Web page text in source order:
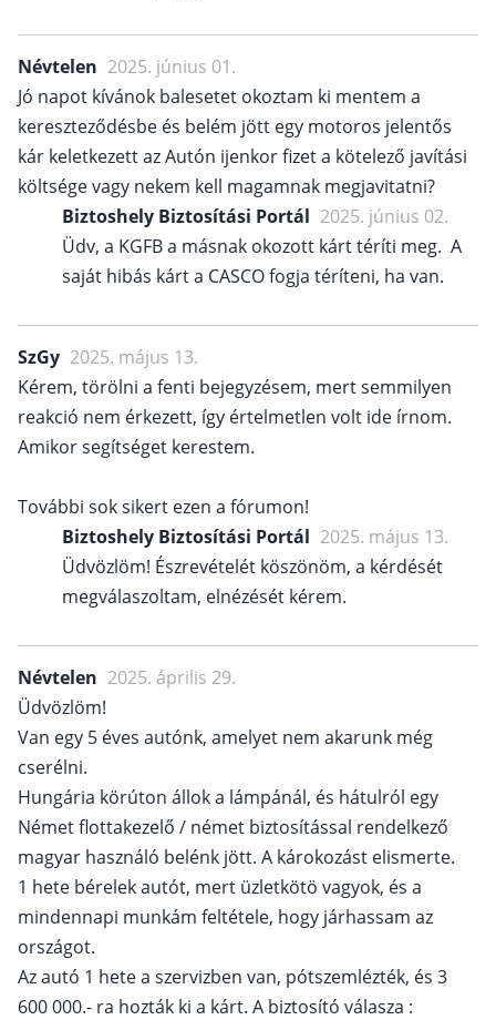
Névtelen 2025. június 01.
Jó napot kívánok balesetet okoztam ki mentem a
kereszteződésbe és belém jött egy motoros jelentős
kár keletkezett az Autón ijenkor fizet a kötelező javítási
költsége vagy nekem kell magamnak megjavitatni?
Biztoshely Biztosítási Portál 2025. június 02.
Üdv, a KGFB a másnak okozott kárt téríti meg. A
saját hibás kárt a CASCO fogja téríteni, ha van.
SzGy 2025. május 13.
Kérem, törölni a fenti bejegyzésem, mert semmilyen
reakció nem érkezett, így értelmetlen volt ide írnom.
Amikor segítséget kerestem.
További sok sikert ezen a fórumon!
Biztoshely Biztosítási Portál 2025. május 13.
Üdvözlöm! Észrevételét köszönöm, a kérdését
megválaszoltam, elnézését kérem.
Névtelen 2025. április 29.
Üdvözlöm!
Van egy 5 éves autónk, amelyet nem akarunk még
cserélni.
Hungária körúton állok a lámpánál, és hátulról egy
Német flottakezelő / német biztosítással rendelkező
magyar használó belénk jött. A károkozást elismerte.
1 hete bérelek autót, mert üzletkötö vagyok, és a
mindennapi munkám feltétele, hogy járhassam az
országot.
Az autó 1 hete a szervizben van, pótszemlézték, és 3
600 000.- ra hozták ki a kárt. A biztosító válasza :